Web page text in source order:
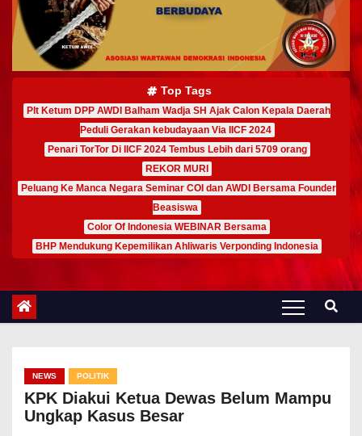
Top Tags
Plt Ketum DPP AWDI Balham Wadja SH Ajak Calon Kepala Daerah
Peduli Gerakan kebudayaan Via IICF 2024
Penari TorTor Di IICF 2024 Tembus Lebih dari 5709 orang
REKOR MURI
Peluang Ke Manca Negara Seminar COI dan AWDI Bersama Founder
Beasiswa
Color Of Indonesia WEBINAR Bersama
BHP Mendukung Kepemilikan Ahliwaris Verponding Indonesia
NEWS POLITIK
KPK Diakui Ketua Dewas Belum Mampu
Ungkap Kasus Besar